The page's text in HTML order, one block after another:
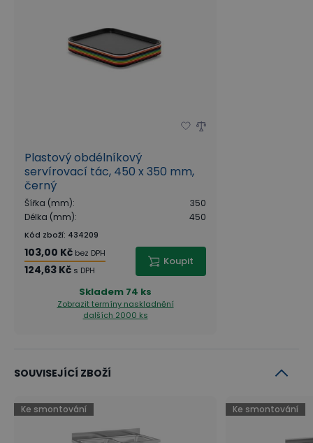
Plastový obdélníkový
servírovací tác, 450 x 350 mm,
černý
Šířka (mm):
350
Délka (mm): 450
Kód zboží: 434209
103,00 Kč bez DPH
124,63 Kč s DPH
Koupit
Skladem 74 ks
Zobrazit termíny naskladnění
dalších 2000 ks
SOUVISEJÍCÍ ZBOŽÍ
Ke smontování Ke smontování